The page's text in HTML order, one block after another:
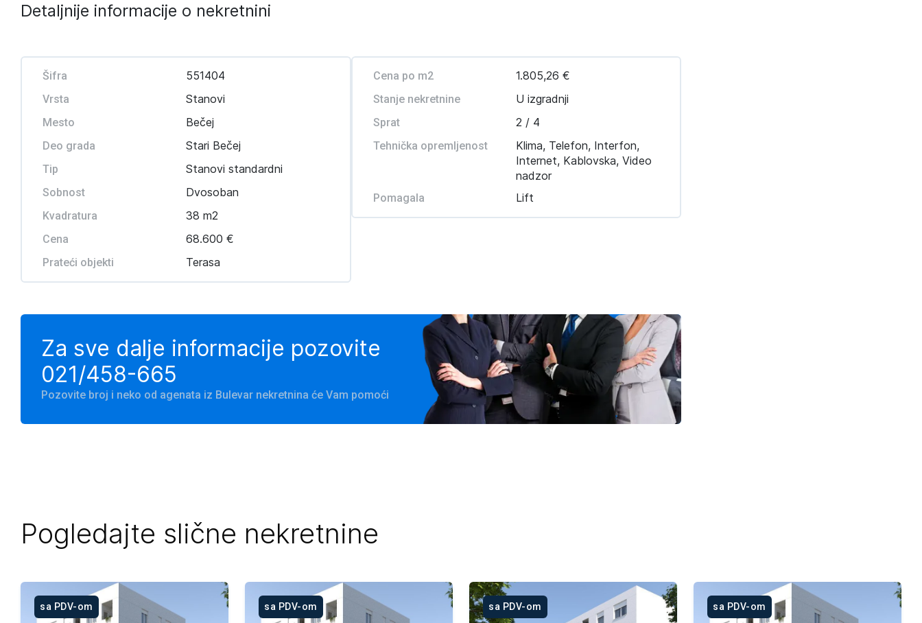
Detaljnije informacije o nekretnini
Šifra 551404
Vrsta Stanovi
Mesto Bečej
Deo grada Stari Bečej
Tip Stanovi standardni
Sobnost Dvosoban
Kvadratura 38 m2
Cena 68.600 €
Prateći objekti Terasa
Cena po m2 1.805,26 €
Stanje nekretnine U izgradnji
Sprat 2 / 4
Tehnička opremljenost
Klima, Telefon, Interfon,
Internet, Kablovska, Video
nadzor
Pomagala Lift
Za sve dalje informacije pozovite
021/458-665
Pozovite broj i neko od agenata iz Bulevar nekretnina će Vam pomoći
Pogledajte slične nekretnine
sa PDV-om sa PDV-om sa PDV-om sa PDV-om